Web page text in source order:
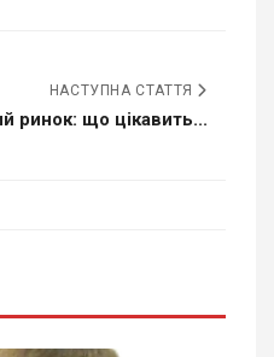
НАСТУПНА СТАТТЯ
ринок: що цікавить...